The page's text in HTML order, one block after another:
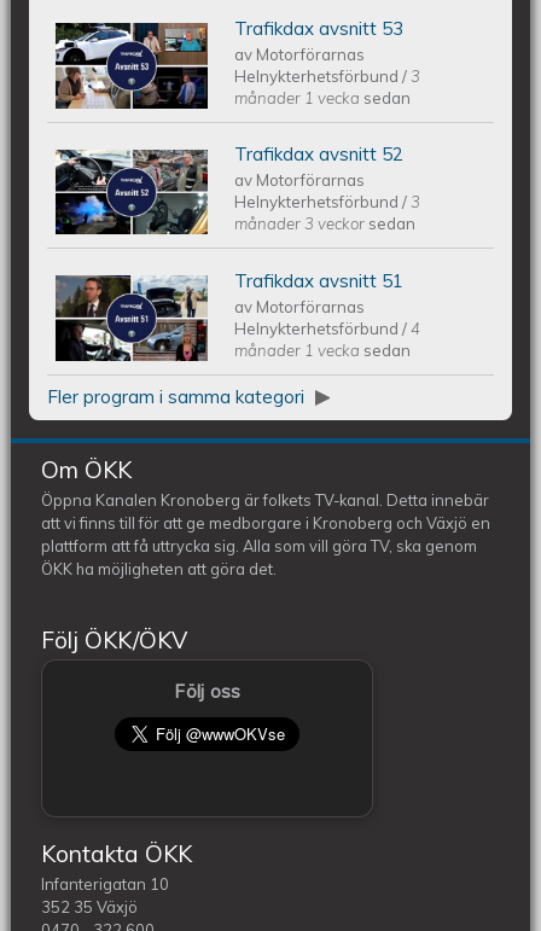
Trafikdax - Avsnitt 53
Trafikdax avsnitt 53
av Motorförarnas
Helnykterhetsförbund/3
månader 1 vecka sedan
Trafikdax - Avsnitt 52
Trafikdax avsnitt 52
av Motorförarnas
Helnykterhetsförbund/3
månader 3 veckor sedan
Trafikdax - Avsnitt 51
Trafikdax avsnitt 51
av Motorförarnas
Helnykterhetsförbund/4
månader 1 vecka sedan
Fler program i samma kategori
Om ÖKK
Öppna Kanalen Kronoberg är folkets TV-kanal. Detta innebär
att vi finns till för att ge medborgare i Kronoberg och Växjö en
plattform att få uttrycka sig. Alla som vill göra TV, ska genom
ÖKK ha möjligheten att göra det.
Följ ÖKK/ÖKV
Följ oss
Kontakta ÖKK
Infanterigatan 10
352 35 Växjö